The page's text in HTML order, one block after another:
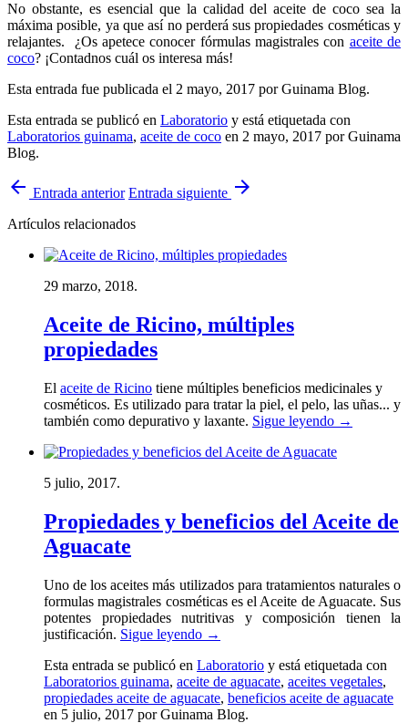
No obstante, es esencial que la calidad del aceite de coco sea la
máxima posible, ya que así no perderá sus propiedades cosméticas y
relajantes. ¿Os apetece conocer fórmulas magistrales con aceite de
coco? ¡Contadnos cuál os interesa más!
Esta entrada fue publicada el 2 mayo, 2017 por Guinama Blog.
Esta entrada se publicó en Laboratorio y está etiquetada con
Laboratorios guinama, aceite de coco en 2 mayo, 2017 por Guinama
Blog.
arrow_back Entrada anterior Entrada siguiente arrow_forward
Artículos relacionados
29 marzo, 2018.
Aceite de Ricino, múltiples
propiedades
El aceite de Ricino tiene múltiples beneficios medicinales y
cosméticos. Es utilizado para tratar la piel, el pelo, las uñas... y
también como depurativo y laxante. Sigue leyendo →
5 julio, 2017.
Propiedades y beneficios del Aceite de
Aguacate
Uno de los aceites más utilizados para tratamientos naturales o
formulas magistrales cosméticas es el Aceite de Aguacate. Sus
potentes propiedades nutritivas y composición tienen la
justificación. Sigue leyendo →
Esta entrada se publicó en Laboratorio y está etiquetada con
Laboratorios guinama, aceite de aguacate, aceites vegetales,
propiedades aceite de aguacate, beneficios aceite de aguacate
en 5 julio, 2017 por Guinama Blog.